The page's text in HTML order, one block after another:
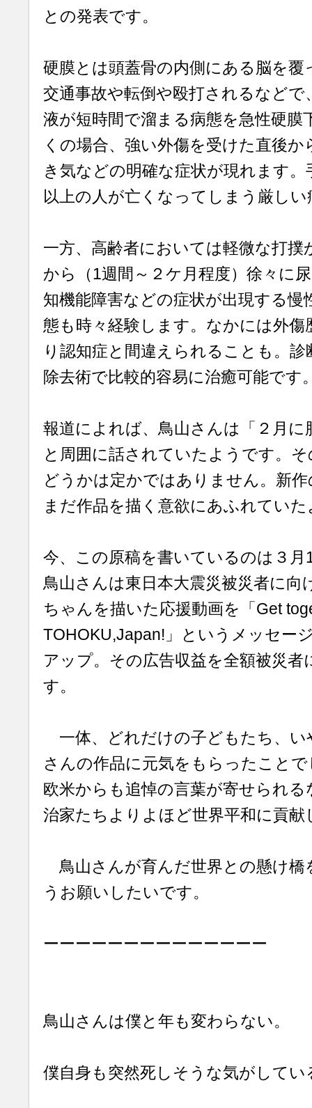
との発表です。
硬膜とは頭蓋骨の内側にある脳を
交通事故や転倒や殴打されるなどで
液が短時間で溜まる病態を急性硬膜
くの場合、強い外傷を受けた直後
き気などの明確な症状が現れます
以上の人が亡くなってしまう厳しい
一方、高齢者においては軽微な打撲
から（1週間～２ケ月程度）徐々に
知機能障害などの症状が出現する慢
態も時々経験します。なかには外傷
り認知症と間違えられることも。
除去術で比較的容易に治癒可能です
報道によれば、鳥山さんは「２月に
と周囲に話されていたようです。
どうかは定かではありません。新
まだ作品を描く意欲にあふれてい
今、この原稿を書いているのは３月
鳥山さんは東日本大震災被災者に向
ちゃんを描いた応援動画を「Get
TOHOKU,Japan!」というメッセー
アップ。その広告収益を全額被災
す。
一体、どれだけの子どもたち、い
さんの作品に元気をもらったこと
欧米からも追悼の言葉が寄せられ
治家たちよりよほど世界平和に貢
鳥山さんが育んだ世界との懸け橋
うお願いしたいです。
ーーーーーーーーーーーーーー
鳥山さんは僕と年も変わらない。
僕自身も突然死しそうな気がしてい